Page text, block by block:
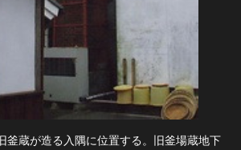
釜蔵が造る入隅に位置する。旧釜場蔵地下